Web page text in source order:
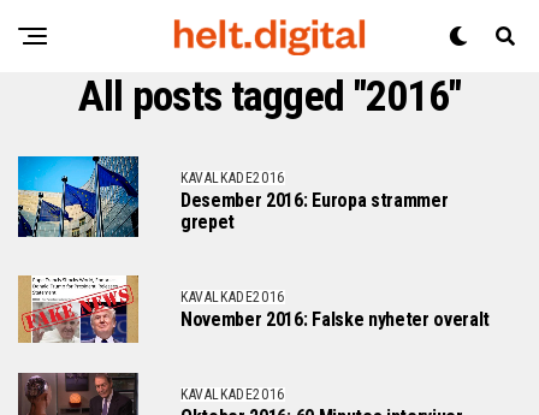
All posts tagged "2016"
KAVALKADE2016
Desember 2016: Europa strammer
grepet
KAVALKADE2016
November 2016: Falske nyheter overalt
KAVALKADE2016